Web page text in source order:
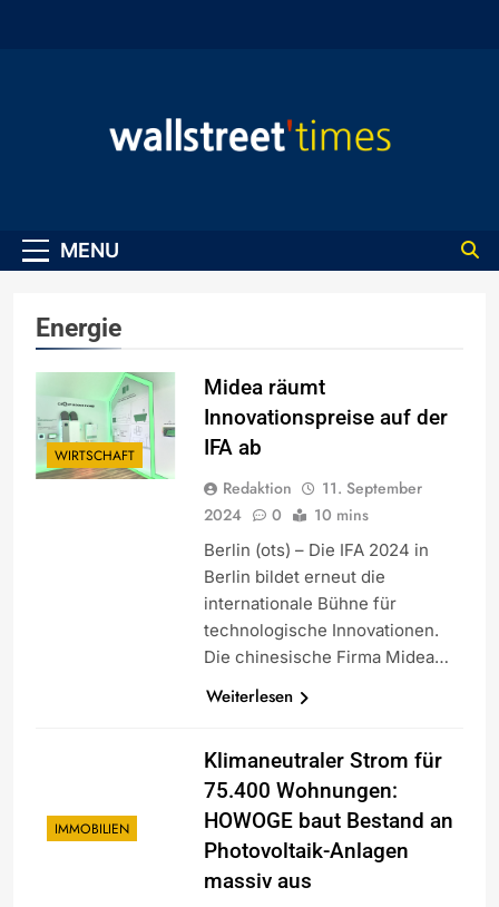
MENU
Energie
WIRTSCHAFT
Midea räumt
Innovationspreise auf der
IFA ab
Redaktion
11. September
2024
0 10 mins
Berlin (ots) – Die IFA 2024 in
Berlin bildet erneut die
internationale Bühne für
technologische Innovationen.
Die chinesische Firma Midea…
Weiterlesen
IMMOBILIEN
Klimaneutraler Strom für
75.400 Wohnungen:
HOWOGE baut Bestand an
Photovoltaik-Anlagen
massiv aus